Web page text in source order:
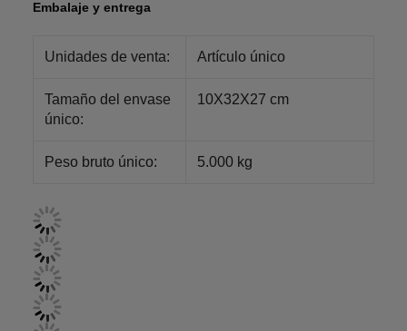
Embalaje y entrega
Unidades de venta: Artículo único
Tamaño del envase
único:
10X32X27 cm
Peso bruto único: 5.000 kg